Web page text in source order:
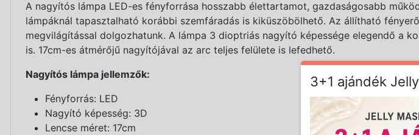
A nagyítós lámpa LED-es fényforrása hosszabb élettartamot, gazdaságosabb
lámpáknál tapasztalható korábbi szemfáradás is kiküszöbölhető. Az állítható
megvilágítással dolgozhatunk. A lámpa 3 dioptriás nagyító képessége elegendő a
is. 17cm-es átmérőjű nagyítójával az arc teljes felülete is lefedhető.
Nagyítós lámpa jellemzők:
Fényforrás: LED
Nagyító képesség: 3D
Lencse méret: 17cm
3+1 ajándék